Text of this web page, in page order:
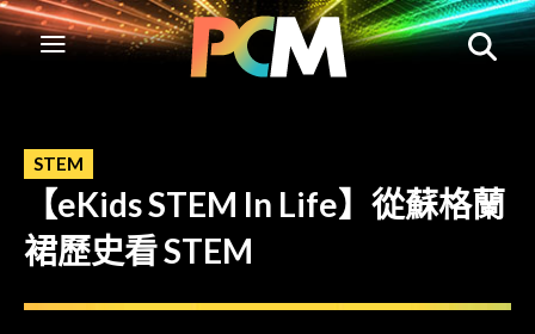
STEM
【eKids STEM In Life】從蘇格蘭
裙歷史看 STEM